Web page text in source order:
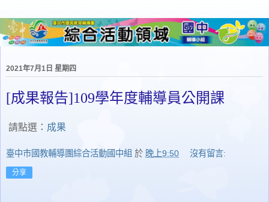
2021年7月1日 星期四
[成果報告]109學年度輔導員公開課
請點選： 成果
臺中市國教輔導團綜合活動國中組 於 晚上9:50 沒有留言:
分享